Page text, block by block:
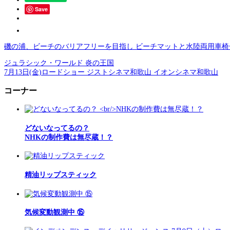
Save
磯の浦、ビーチのバリアフリーを目指し ビーチマットと水陸両用車
ジュラシック・ワールド 炎の王国
7月13日(金)ロードショー ジストシネマ和歌山 イオンシネマ和歌山
コーナー
どないなってるの？
NHKの制作費は無尽蔵！？
精油リップスティック
気候変動観測中 ⑮